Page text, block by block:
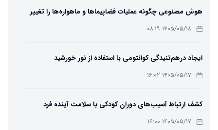
هوش مصنوعی چگونه عملیات فضاپیماها و ماهواره‌ها را تغییر
می‌دهد؟
۱۴۰۵/۰۵/۱۸ ۰۸:۱۹
ایجاد درهم‌تنیدگی کوانتومی با استفاده از نور خورشید
۱۴۰۵/۰۵/۱۷ ۱۶:۰۲
کشف ارتباط آسیب‌های دوران کودکی با سلامت آینده فرد
۱۴۰۵/۰۵/۱۷ ۱۶:۰۰